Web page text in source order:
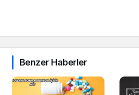
Benzer Haberler